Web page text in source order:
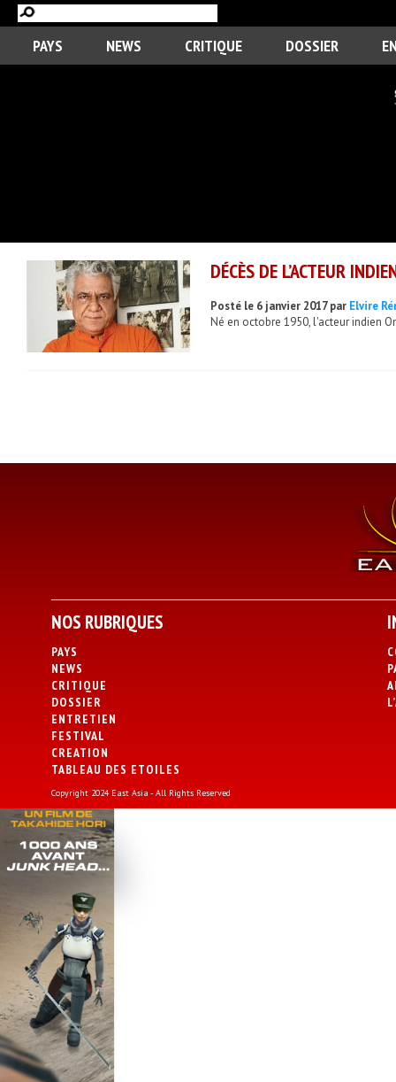
PAYS NEWS CRITIQUE DOSSIER
DÉCÈS DE L’ACTEUR
Posté le 6 janvier 2017 par Elvire
Né en octobre 1950, l'acteur indien
NOS RUBRIQUES
PAYS
NEWS
CRITIQUE
DOSSIER
ENTRETIEN
FESTIVAL
CREATION
TABLEAU DES ETOILES
Copyright 2024 East Asia - All Rights Reserved